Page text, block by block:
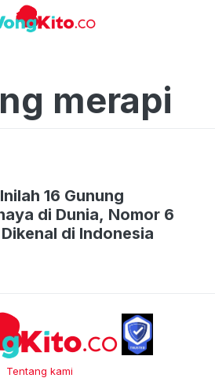
merapi
16 Gunung
di Dunia, Nomor 6
di Indonesia
Tentang kami